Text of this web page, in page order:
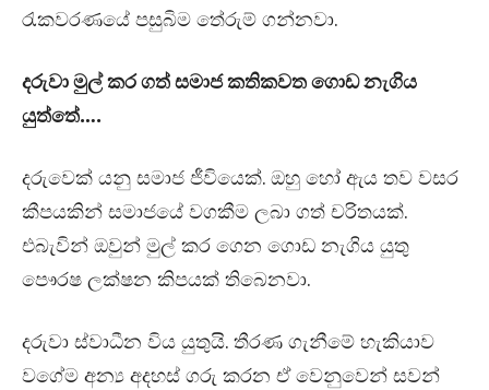
රැකවරණයේ පසුබිම තේරුම් ගන්නවා.
දරුවා මුල් කර ගත් සමාජ කතිකවත ගොඩ නැගිය
යුත්තේ….
දරුවෙක් යනු සමාජ ජීවියෙක්. ඔහු හෝ ඇය තව වසර
කීපයකින් සමාජයේ වගකීම ලබා ගත් චරිතයක්.
එබැවින් ඔවුන් මුල් කර ගෙන ගොඩ නැගිය යුතු
පෞරෂ ලක්ෂන කිපයක් තිබෙනවා.
දරුවා ස්වාධීන විය යුතුයි. තීරණ ගැනීමේ හැකියාව
වගේම අන්‍ය අදහස් ගරු කරන ඒ වෙනුවෙන් සවන්